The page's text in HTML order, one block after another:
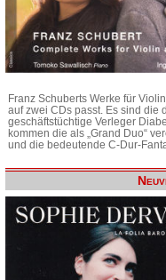
Franz Schuberts Werke für
auf zwei CDs passt. Es sind die
geschäftstüchtige Verleger
kommen die als „Grand Duo“
und die bedeutende C-Dur-